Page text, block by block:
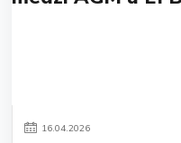
16.04.2026